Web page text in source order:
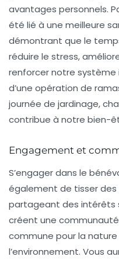
avantages personnels.
été lié à une meilleure
démontrant que le
réduire le stress,
renforcer notre système
d’une opération de
journée de jardinage,
contribue à notre bien-
Engagement et
S’engager dans le
également de tisser des
partageant des intérêts
créent une communauté
commune pour la
l’environnement. Vous